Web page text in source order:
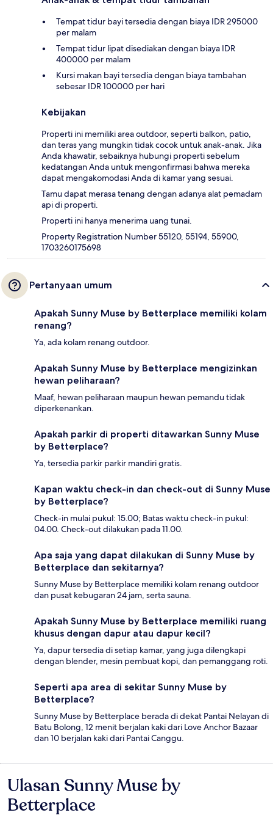
Tempat tidur bayi tersedia dengan biaya IDR 295000
per malam
Tempat tidur lipat disediakan dengan biaya IDR
400000 per malam
Kursi makan bayi tersedia dengan biaya tambahan
sebesar IDR 100000 per hari
Kebijakan
Properti ini memiliki area outdoor, seperti balkon, patio,
dan teras yang mungkin tidak cocok untuk anak-anak. Jika
Anda khawatir, sebaiknya hubungi properti sebelum
kedatangan Anda untuk mengonfirmasi bahwa mereka
dapat mengakomodasi Anda di kamar yang sesuai.
Tamu dapat merasa tenang dengan adanya alat pemadam
api di properti.
Properti ini hanya menerima uang tunai.
Property Registration Number 55120, 55194, 55900,
1703260175698
Pertanyaan umum
Apakah Sunny Muse by Betterplace memiliki kolam
renang?
Ya, ada kolam renang outdoor.
Apakah Sunny Muse by Betterplace mengizinkan
hewan peliharaan?
Maaf, hewan peliharaan maupun hewan pemandu tidak
diperkenankan.
Apakah parkir di properti ditawarkan Sunny Muse
by Betterplace?
Ya, tersedia parkir parkir mandiri gratis.
Kapan waktu check-in dan check-out di Sunny Muse
by Betterplace?
Check-in mulai pukul: 15.00; Batas waktu check-in pukul:
04.00. Check-out dilakukan pada 11.00.
Apa saja yang dapat dilakukan di Sunny Muse by
Betterplace dan sekitarnya?
Sunny Muse by Betterplace memiliki kolam renang outdoor
dan pusat kebugaran 24 jam, serta sauna.
Apakah Sunny Muse by Betterplace memiliki ruang
khusus dengan dapur atau dapur kecil?
Ya, dapur tersedia di setiap kamar, yang juga dilengkapi
dengan blender, mesin pembuat kopi, dan pemanggang roti.
Seperti apa area di sekitar Sunny Muse by
Betterplace?
Sunny Muse by Betterplace berada di dekat Pantai Nelayan di
Batu Bolong, 12 menit berjalan kaki dari Love Anchor Bazaar
dan 10 berjalan kaki dari Pantai Canggu.
Ulasan
Ulasan Sunny Muse by
Betterplace